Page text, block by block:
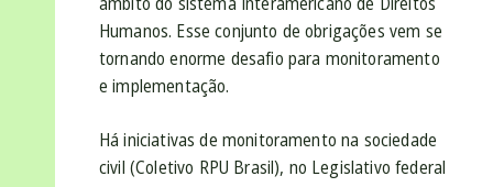
Humanos. Esse conjunto de obrigações vem se
tornando enorme desafio para monitoramento
e implementação.
Há iniciativas de monitoramento na sociedade
civil (Coletivo RPU Brasil), no Legislativo federal